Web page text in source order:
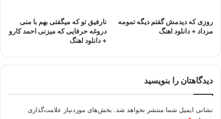
روزى که دیدمش گفتم دیگه تمومه
مرداد + دانلود اهنگ
نارفیق تو که میگفتی بهم با منی
دروغه حرفایی که میزنی احمد کارو
+ دانلود اهنگ
دیدگاهتان را بنویسید
نشانی ایمیل شما منتشر نخواهد شد. بخش‌های موردنیاز علامت‌گذاری